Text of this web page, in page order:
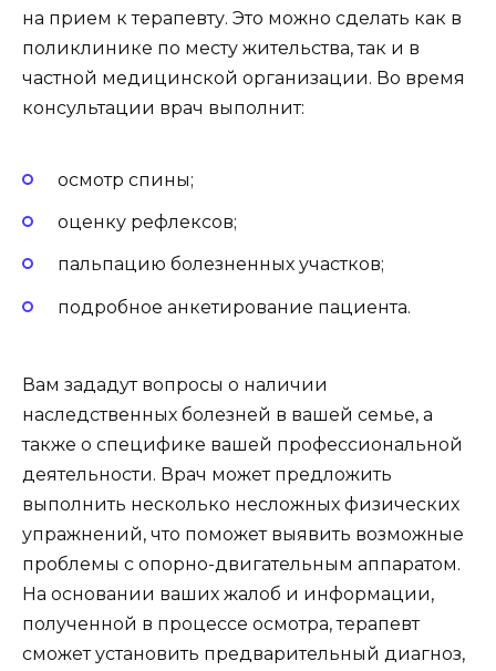
на прием к терапевту. Это можно сделать как в
поликлинике по месту жительства, так и в
частной медицинской организации. Во время
консультации врач выполнит:
осмотр спины;
оценку рефлексов;
пальпацию болезненных участков;
подробное анкетирование пациента.
Вам зададут вопросы о наличии
наследственных болезней в вашей семье, а
также о специфике вашей профессиональной
деятельности. Врач может предложить
выполнить несколько несложных физических
упражнений, что поможет выявить возможные
проблемы с опорно-двигательным аппаратом.
На основании ваших жалоб и информации,
полученной в процессе осмотра, терапевт
сможет установить предварительный диагноз,